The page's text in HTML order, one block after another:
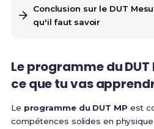
Conclusion sur le DUT
qu'il faut savoir
Le programme du DUT
ce que tu vas
Le programme du DUT MP est
compétences solides en